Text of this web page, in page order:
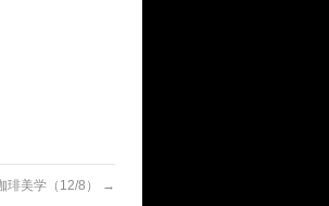
琲美学（12/8） →